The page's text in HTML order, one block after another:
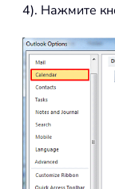
4). Нажмите